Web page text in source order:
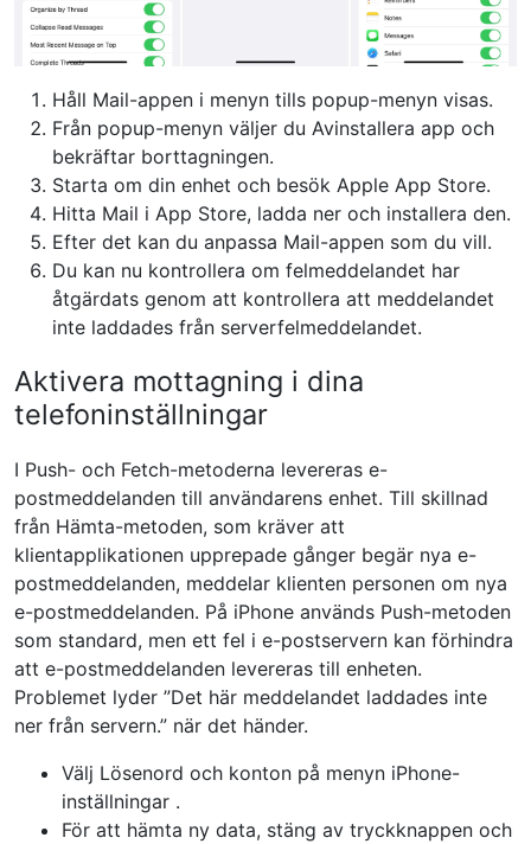
Håll Mail-appen i menyn tills popup-menyn visas.
Från popup-menyn väljer du Avinstallera app och
bekräftar borttagningen.
Starta om din enhet och besök Apple App Store.
Hitta Mail i App Store, ladda ner och installera den.
Efter det kan du anpassa Mail-appen som du vill.
Du kan nu kontrollera om felmeddelandet har
åtgärdats genom att kontrollera att meddelandet
inte laddades från serverfelmeddelandet.
Aktivera mottagning i dina
telefoninställningar
I Push- och Fetch-metoderna levereras e-
postmeddelanden till användarens enhet. Till skillnad
från Hämta-metoden, som kräver att
klientapplikationen upprepade gånger begär nya e-
postmeddelanden, meddelar klienten personen om nya
e-postmeddelanden. På iPhone används Push-metoden
som standard, men ett fel i e-postservern kan förhindra
att e-postmeddelanden levereras till enheten.
Problemet lyder ”Det här meddelandet laddades inte
ner från servern.” när det händer.
Välj Lösenord och konton på menyn iPhone-
inställningar .
För att hämta ny data, stäng av tryckknappen och